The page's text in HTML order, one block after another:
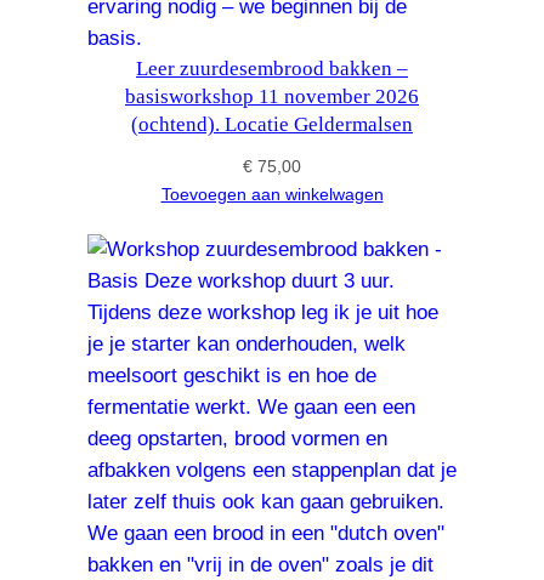
Leer zuurdesembrood bakken –
basisworkshop 11 november 2026
(ochtend). Locatie Geldermalsen
€ 75,00
Toevoegen aan winkelwagen